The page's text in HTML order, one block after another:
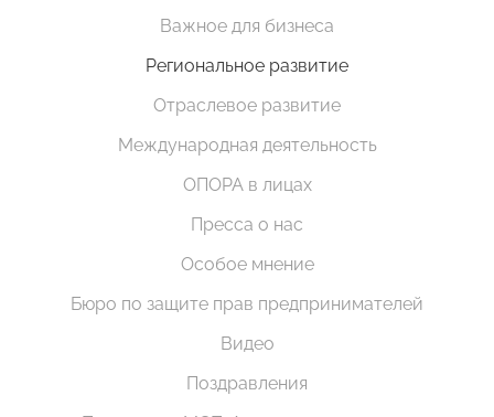
Важное для бизнеса
Региональное развитие
Отраслевое развитие
Международная деятельность
ОПОРА в лицах
Пресса о нас
Особое мнение
Бюро по защите прав предпринимателей
Видео
Поздравления